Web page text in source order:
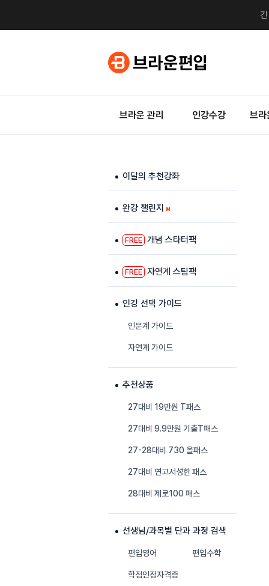
브라운 관리 인강수강 브라
이달의 추천강좌
완강 챌린지
FREE 개념 스타터팩
FREE 자연계 스팀팩
인강 선택 가이드
인문계 가이드
자연계 가이드
추천상품
27대비 19만원 T패스
27대비 9.9만원 기출T패스
27-28대비 730 올패스
27대비 연고서성한 패스
28대비 제로100 패스
선생님/과목별 단과 과정 검색
편입영어 편입수학
학점인정자격증